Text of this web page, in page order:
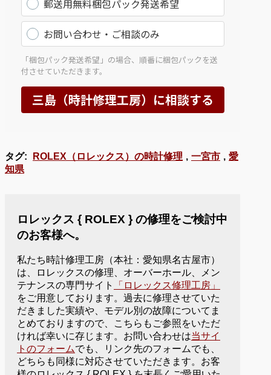
タグ: ROLEX（ロレックス）の時計修理 , 一宮市 , 愛
知県
ロレックス { ROLEX } の修理をご検討中
のお客様へ。
私たち時計修理工房（本社：愛知県名古屋市）
は、ロレックスの修理、オーバーホール、メン
テナンスの専門サイト
「ロレックス修理工房」
をご用意しております。過去に修理させていた
だきました実績や、モデル別の故障についてま
とめておりますので、こちらもご参照をいただ
ければ幸いに存じます。お問い合わせは当サイ
トのフォームでも、リンク先のフォームでも、
どちらも同様に対応させていただきます。お客